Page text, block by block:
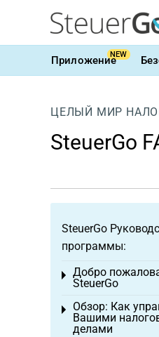
ПриложениеNEW
ЦЕЛЫЙ МИР
SteuerGo
SteuerGo
программы:
Добро
SteuerGo
Toggle menu
Обзор: Как
Вашими
делами
Toggle menu